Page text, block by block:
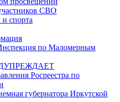
СВО
спорта
по Маломерным
Росреестра по
губернатора Иркутской